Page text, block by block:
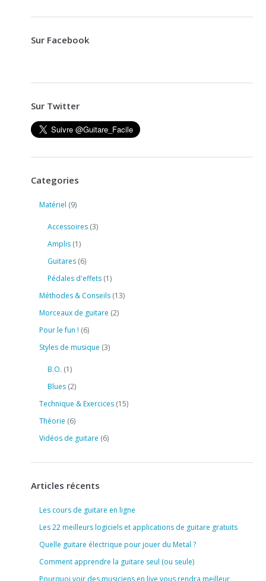
Sur Facebook
Sur Twitter
Categories
Matériel (9)
Accessoires (3)
Amplis (1)
Guitares (6)
Pédales d'effets (1)
Méthodes & Conseils (13)
Morceaux de guitare (2)
Pour le fun ! (6)
Styles de musique (3)
B.O. (1)
Blues (2)
Technique & Exercices (15)
Théorie (6)
Vidéos de guitare (6)
Articles récents
Les cours de guitare en ligne
Les 22 meilleurs logiciels et applications de guitare gratuits
Quelle guitare électrique pour jouer du Metal ?
Comment apprendre la guitare seul (ou seule)
Pourquoi voir des musiciens en live vous rendra meilleur